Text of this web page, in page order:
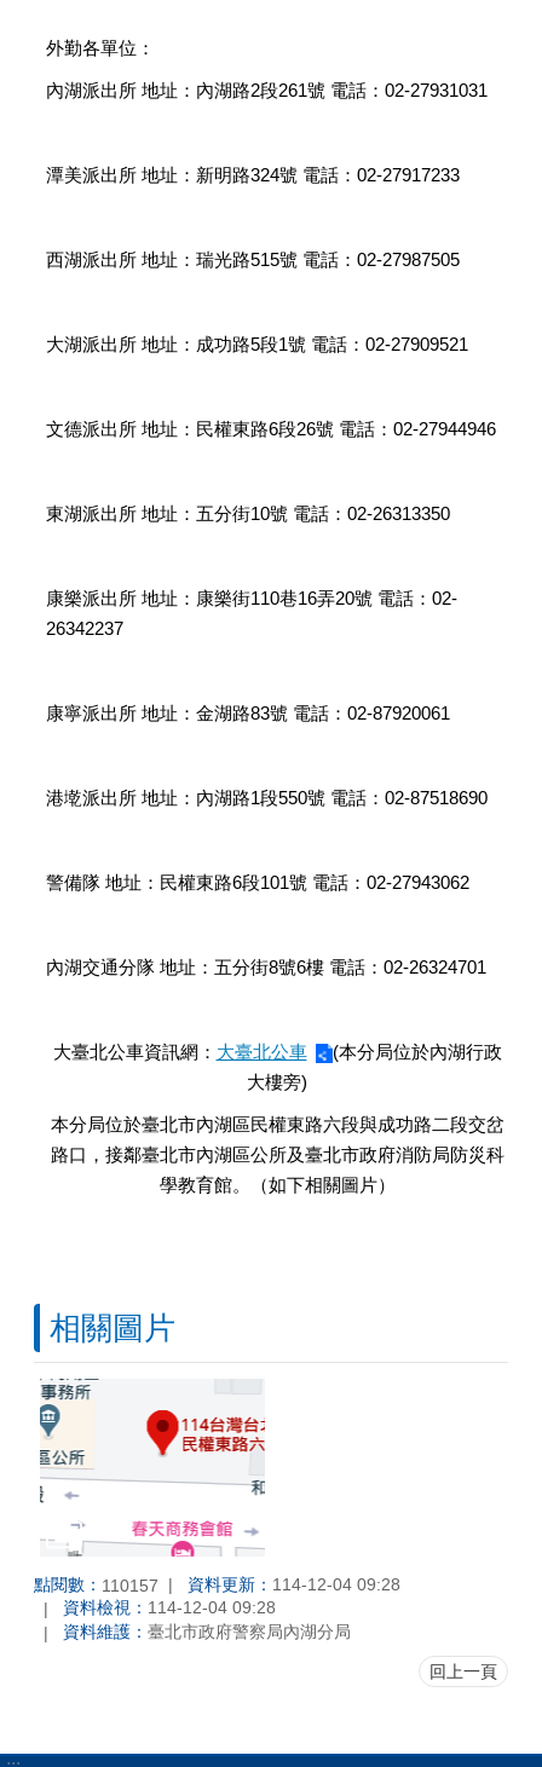
外勤各單位：
內湖派出所 地址：內湖路2段261號 電話：02-27931031
潭美派出所 地址：新明路324號 電話：02-27917233
西湖派出所 地址：瑞光路515號 電話：02-27987505
大湖派出所 地址：成功路5段1號 電話：02-27909521
文德派出所 地址：民權東路6段26號 電話：02-27944946
東湖派出所 地址：五分街10號 電話：02-26313350
康樂派出所 地址：康樂街110巷16弄20號 電話：02-
26342237
康寧派出所 地址：金湖路83號 電話：02-87920061
港墘派出所 地址：內湖路1段550號 電話：02-87518690
警備隊 地址：民權東路6段101號 電話：02-27943062
內湖交通分隊 地址：五分街8號6樓 電話：02-26324701
大臺北公車資訊網： 大臺北公車
(本分局位於內湖行政
大樓旁)
本分局位於臺北市內湖區民權東路六段與成功路二段交岔
路口，接鄰臺北市內湖區公所及臺北市政府消防局防災科
學教育館。（如下相關圖片）
相關圖片
點閱數： 110157 資料更新： 114-12-04 09:28
資料檢視： 114-12-04 09:28
資料維護： 臺北市政府警察局內湖分局
回上一頁